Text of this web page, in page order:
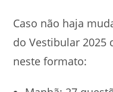
Caso não haja
do Vestibular 2025
neste formato: